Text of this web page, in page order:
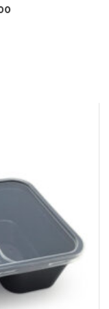
Price